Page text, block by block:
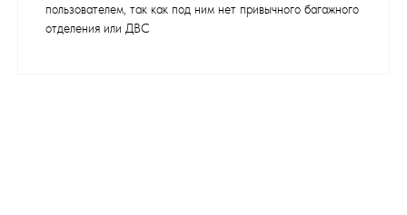
пользователем, так как под ним нет привычного багажного
отделения или ДВС